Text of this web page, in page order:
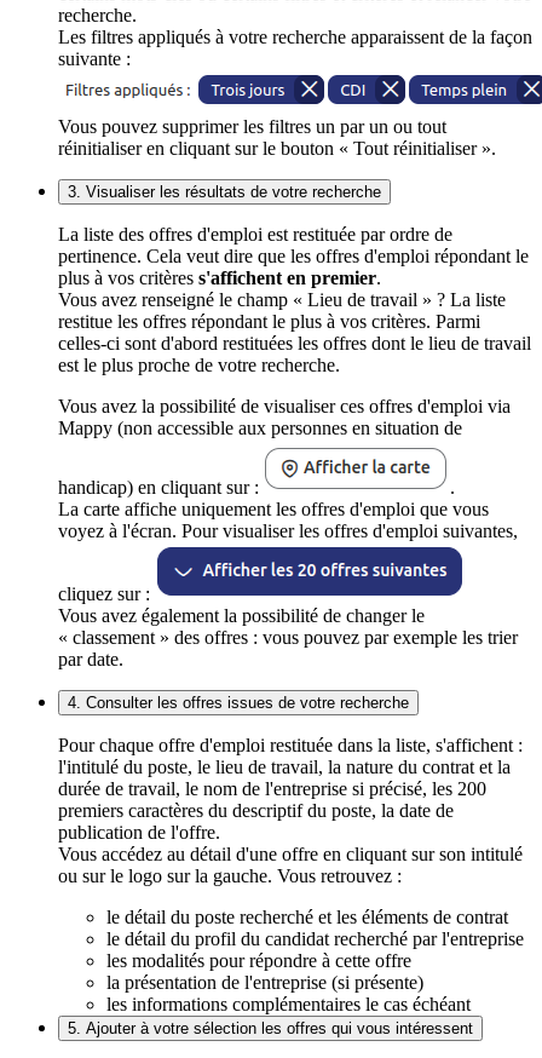
recherche.
Les filtres appliqués à votre recherche apparaissent de la façon
suivante :
Vous pouvez supprimer les filtres un par un ou tout
réinitialiser en cliquant sur le bouton « Tout réinitialiser ».
3. Visualiser les résultats de votre recherche
La liste des offres d'emploi est restituée par ordre de
pertinence. Cela veut dire que les offres d'emploi répondant le
plus à vos critères s'affichent en premier.
Vous avez renseigné le champ « Lieu de travail » ? La liste
restitue les offres répondant le plus à vos critères. Parmi
celles-ci sont d'abord restituées les offres dont le lieu de travail
est le plus proche de votre recherche.
Vous avez la possibilité de visualiser ces offres d'emploi via
Mappy (non accessible aux personnes en situation de
handicap) en cliquant sur :
.
La carte affiche uniquement les offres d'emploi que vous
voyez à l'écran. Pour visualiser les offres d'emploi suivantes,
cliquez sur :
Vous avez également la possibilité de changer le
« classement » des offres : vous pouvez par exemple les trier
par date.
4. Consulter les offres issues de votre recherche
Pour chaque offre d'emploi restituée dans la liste, s'affichent :
l'intitulé du poste, le lieu de travail, la nature du contrat et la
durée de travail, le nom de l'entreprise si précisé, les 200
premiers caractères du descriptif du poste, la date de
publication de l'offre.
Vous accédez au détail d'une offre en cliquant sur son intitulé
ou sur le logo sur la gauche. Vous retrouvez :
le détail du poste recherché et les éléments de contrat
le détail du profil du candidat recherché par l'entreprise
les modalités pour répondre à cette offre
la présentation de l'entreprise (si présente)
les informations complémentaires le cas échéant
5. Ajouter à votre sélection les offres qui vous intéressent